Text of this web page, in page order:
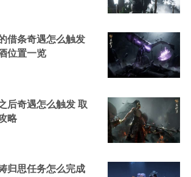
借条奇遇怎么触发
位置一览
后奇遇怎么触发 取
略
归思任务怎么完成